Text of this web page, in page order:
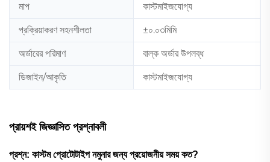
মাপ কাস্টমাইজযোগ্য
প্রক্রিয়াকরণ সহনশীলতা ±০.০৩মিমি
অর্ডারের পরিমাণ বাল্ক অর্ডার উপলব্ধ
ডিজাইন/আকৃতি কাস্টমাইজযোগ্য
প্রায়শই জিজ্ঞাসিত প্রশ্নাবলী
প্রশ্ন: কাস্টম প্রোটোটাইপ নমুনার জন্য প্রয়োজনীয় সময় কত?